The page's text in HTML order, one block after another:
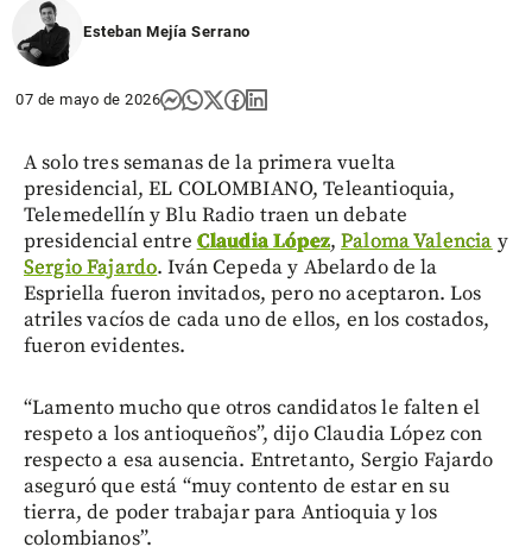
Esteban Mejía Serrano
07 de mayo de 2026
A solo tres semanas de la primera vuelta
presidencial, EL COLOMBIANO, Teleantioquia,
Telemedellín y Blu Radio traen un debate
presidencial entre Claudia López,Paloma Valencia y
Sergio Fajardo. Iván Cepeda y Abelardo de la
Espriella fueron invitados, pero no aceptaron. Los
atriles vacíos de cada uno de ellos, en los costados,
fueron evidentes.
“Lamento mucho que otros candidatos le falten el
respeto a los antioqueños”, dijo Claudia López con
respecto a esa ausencia. Entretanto, Sergio Fajardo
aseguró que está “muy contento de estar en su
tierra, de poder trabajar para Antioquia y los
colombianos”.